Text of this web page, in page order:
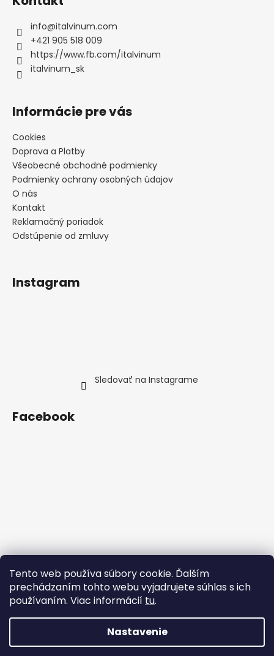
Tento web používa súbory cookie. Ďalším
prechádzaním tohto webu vyjadrujete súhlas s ich
používaním. Viac informácií tu.
Nastavenie
e
p
i
info@italvinum.com
+421 905 518 009
https://www.fb.com/italvinum
italvinum_sk
Informácie pre vás
Cookies
Doprava a Platby
Všeobecné obchodné podmienky
Podmienky ochrany osobných údajov
O nás
Kontakt
Reklamačný poriadok
Odstúpenie od zmluvy
Instagram
Sledovať na Instagrame
Facebook